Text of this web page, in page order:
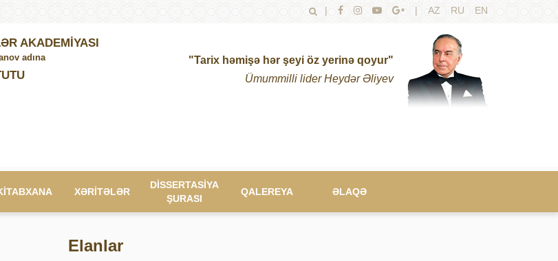
| | AZ RU EN
AKADEMİYASI
adına
"Tarix həmişə hər şeyi öz yerinə qoyur"
Ümummilli lider Heydər Əliyev
XƏRİTƏLƏR
DİSSERTASİYA
ŞURASI
QALEREYA ƏLAQƏ
Elanlar